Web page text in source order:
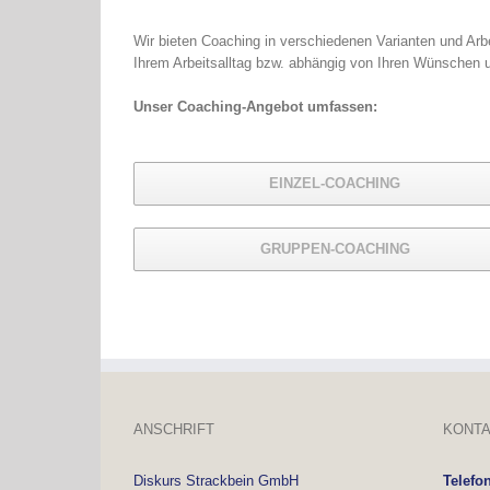
Wir bieten Coaching in verschiedenen Varianten und
Ihrem Arbeitsalltag bzw. abhängig von Ihren Wünschen
Unser Coaching-Angebot umfassen:
EINZEL-COACHING
GRUPPEN-COACHING
ANSCHRIFT
Diskurs Strackbein GmbH